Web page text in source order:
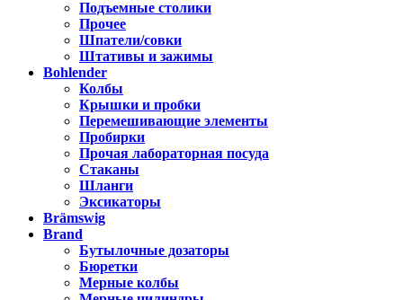
Подъемные столики
Прочее
Шпатели/совки
Штативы и зажимы
Bohlender
Колбы
Крышки и пробки
Перемешивающие элементы
Пробирки
Прочая лабораторная посуда
Стаканы
Шланги
Эксикаторы
Brämswig
Brand
Бутылочные дозаторы
Бюретки
Мерные колбы